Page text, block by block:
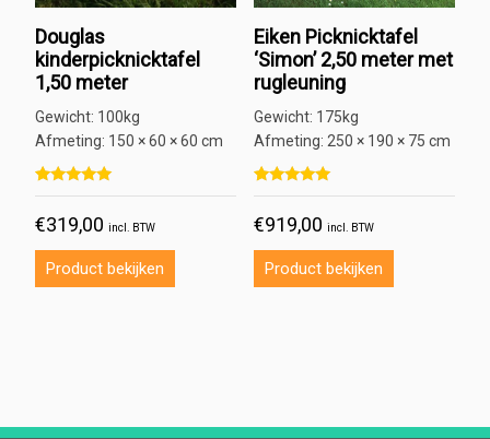
Douglas
kinderpicknicktafel
1,50 meter
Gewicht: 100kg
Afmeting: 150 × 60 × 60 cm
Gewaardeerd
op 5 gebaseerd op
1
waardering
€319,00 incl. BTW
Product bekijken
Eiken Picknicktafel
‘Simon’ 2,50 meter met
rugleuning
Gewicht: 175kg
Afmeting: 250 × 190 × 75 cm
Gewaardeerd
op 5 gebaseerd op
2
waarderingen
€919,00 incl. BTW
Product bekijken